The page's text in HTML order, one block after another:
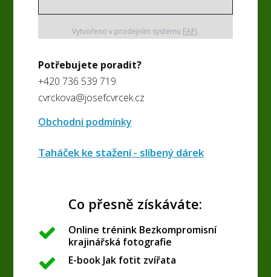
Vytvořeno v prodejním systému FAPI.
Potřebujete poradit?
+420 736 539 719
cvrckova@josefcvrcek.cz
Obchodní podmínky
Taháček ke stažení - slíbený dárek
Co přesně získáváte:
Online trénink Bezkompromisní
krajinářská fotografie
E-book Jak fotit zvířata